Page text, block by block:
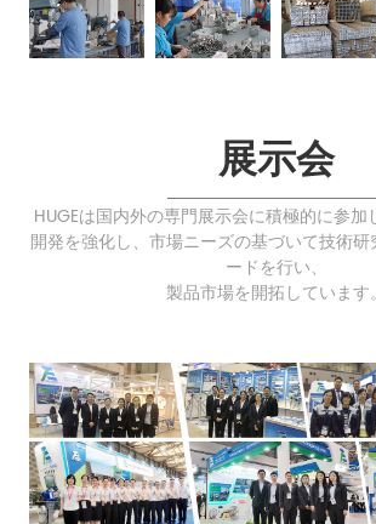
展示会
HUGEは国内外の専門展示会に積極的に参
開発を強化し、市場ニーズの基づいて技術
ードを行い、
製品市場を開拓しています。